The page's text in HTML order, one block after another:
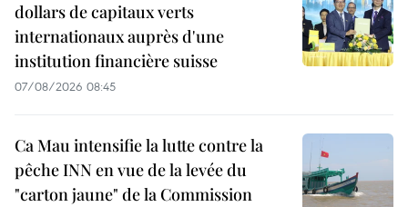
dollars de capitaux verts
internationaux auprès d'une
institution financière suisse
07/08/2026 08:45
Ca Mau intensifie la lutte contre la
pêche INN en vue de la levée du
"carton jaune" de la Commission